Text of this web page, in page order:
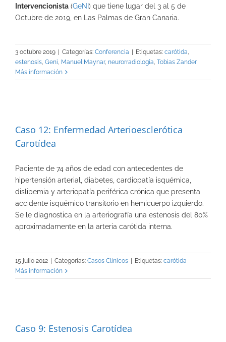
Intervencionista (GeNI ) que tiene lugar del 3 al 5 de
Octubre de 2019, en Las Palmas de Gran Canaria.
3 octubre 2019 | Categorías: Conferencia | Etiquetas: carótida
estenosis Geni Manuel Maynar, neurorradiología Tobias Zander
Más información
Caso 12: Enfermedad Arterioesclerótica
Carotídea
Paciente de 74 años de edad con antecedentes de
hipertensión arterial, diabetes, cardiopatía isquémica,
dislipemia y arteriopatía periférica crónica que presenta
accidente isquémico transitorio en hemicuerpo izquierdo.
Se le diagnostica en la arteriografía una estenosis del 80%
aproximadamente en la arteria carótida interna.
15 julio 2012 | Categorías: Casos Clínicos | Etiquetas: carótida
Más información
Caso 9: Estenosis Carotídea